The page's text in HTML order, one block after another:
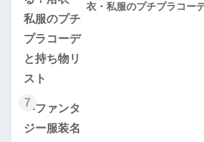
衣・私服のプチプラコー
7